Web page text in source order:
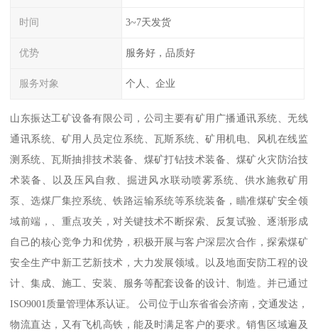
时间 3~7天发货
优势 服务好，品质好
服务对象 个人、企业
山东振达工矿设备有限公司，公司主要有矿用广播通讯系统、无线
通讯系统、矿用人员定位系统、瓦斯系统、矿用机电、风机在线监
测系统、瓦斯抽排技术装备、煤矿打钻技术装备、煤矿火灾防治技
术装备、以及压风自救、掘进风水联动喷雾系统、供水施救矿用
泵、选煤厂集控系统、铁路运输系统等系统装备，瞄准煤矿安全领
域前端，、重点攻关，对关键技术不断探索、反复试验、逐渐形成
自己的核心竞争力和优势，积极开展与客户深层次合作，探索煤矿
安全生产中新工艺新技术，大力发展领域。以及地面安防工程的设
计、集成、施工、安装、服务等配套设备的设计、制造。并已通过
ISO9001质量管理体系认证。 公司位于山东省省会济南，交通发达，
物流直达，又有飞机高铁，能及时满足客户的要求。销售区域遍及